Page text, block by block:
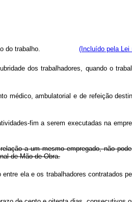
do trabalho. (Incluído pela Lei
dos trabalhadores, quando o
ambulatorial e de refeição
e atividades-fim a serem
a um mesmo empregado, não
de Mão-de-Obra.
entre ela e os trabalhadores